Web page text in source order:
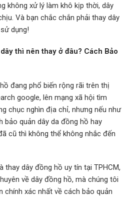
không xử lý làm khô kịp thời, dây
Và bạn chắc chắn phải thay dây
dụng!
thì nên thay ở đâu? Cách Bảo
đang phổ biến rộng rãi trên thị
google, lên mạng xã hội tìm
chục nghìn địa chỉ, nhưng nếu như
bảo quản dây da đồng hồ hay
cũ thì không thể không nhắc đến
thay dây đồng hồ uy tín tại TPHCM,
về dây đồng hồ, mà chúng tôi
chính xác nhất về cách bảo quản